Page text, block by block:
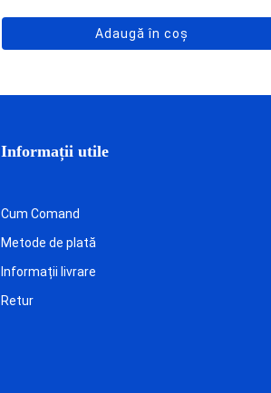
Adaugă în coș
Informații utile
Cum Comand
Metode de plată
Informații livrare
Retur